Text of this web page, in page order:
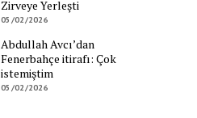
Zirveye Yerleşti
05/02/2026
Abdullah Avcı’dan
Fenerbahçe itirafı: Çok
istemiştim
05/02/2026